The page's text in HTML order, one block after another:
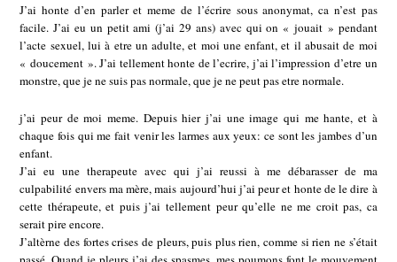
J’ai honte d’en parler et meme de l’écrire sous anonymat, ca n’est pas
facile. J’ai eu un petit ami (j’ai 29 ans) avec qui on « jouait » pendant
l’acte sexuel, lui à etre un adulte, et moi une enfant, et il abusait de moi
« doucement ». J’ai tellement honte de l’ecrire, j’ai l’impression d’etre un
monstre, que je ne suis pas normale, que je ne peut pas etre normale.
j’ai peur de moi meme. Depuis hier j’ai une image qui me hante, et à
chaque fois qui me fait venir les larmes aux yeux: ce sont les jambes d’un
enfant.
J’ai eu une therapeute avec qui j’ai reussi à me débarasser de ma
culpabilité envers ma mère, mais aujourd’hui j’ai peur et honte de le dire à
cette thérapeute, et puis j’ai tellement peur qu’elle ne me croit pas, ca
serait pire encore.
J’altèrne des fortes crises de pleurs, puis plus rien, comme si rien ne s’était